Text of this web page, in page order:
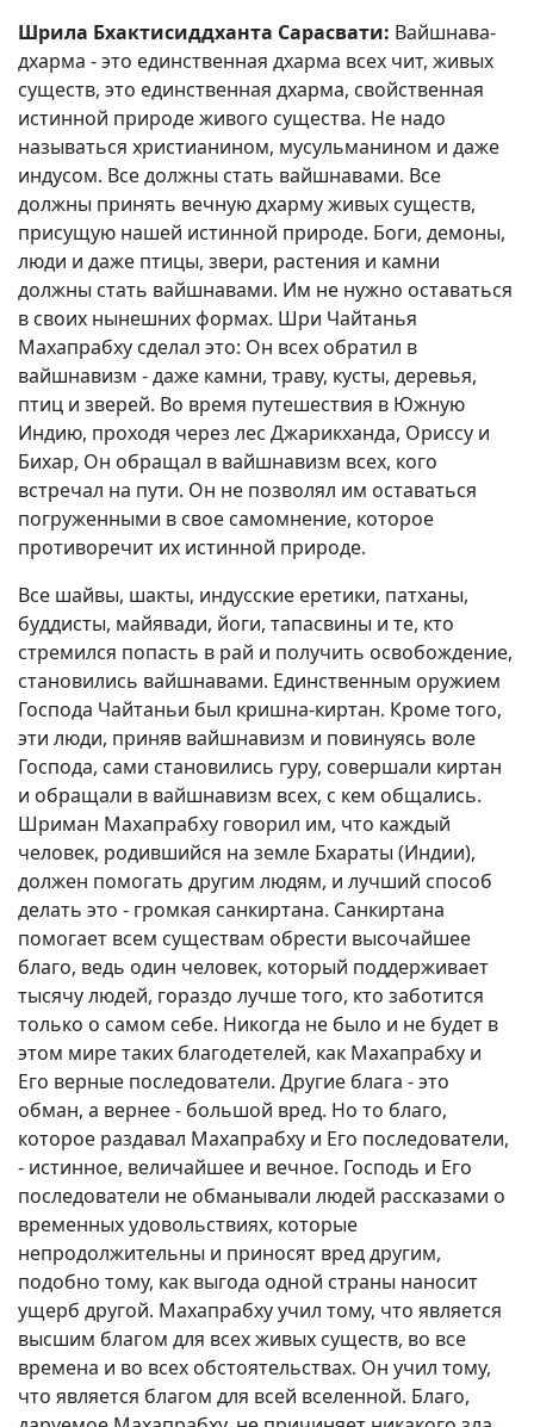
Шрила Бхактисиддханта Сарасвати: Вайшнава-
дхарма - это единственная дхарма всех чит, живых
существ, это единственная дхарма, свойственная
истинной природе живого существа. Не надо
называться христианином, мусульманином и даже
индусом. Все должны стать вайшнавами. Все
должны принять вечную дхарму живых существ,
присущую нашей истинной природе. Боги, демоны,
люди и даже птицы, звери, растения и камни
должны стать вайшнавами. Им не нужно оставаться
в своих нынешних формах. Шри Чайтанья
Махапрабху сделал это: Он всех обратил в
вайшнавизм - даже камни, траву, кусты, деревья,
птиц и зверей. Во время путешествия в Южную
Индию, проходя через лес Джарикханда, Ориссу и
Бихар, Он обращал в вайшнавизм всех, кого
встречал на пути. Он не позволял им оставаться
погруженными в свое самомнение, которое
противоречит их истинной природе.
Все шайвы, шакты, индусские еретики, патханы,
буддисты, майявади, йоги, тапасвины и те, кто
стремился попасть в рай и получить освобождение,
становились вайшнавами. Единственным оружием
Господа Чайтаньи был кришна-киртан. Кроме того,
эти люди, приняв вайшнавизм и повинуясь воле
Господа, сами становились гуру, совершали киртан
и обращали в вайшнавизм всех, с кем общались.
Шриман Махапрабху говорил им, что каждый
человек, родившийся на земле Бхараты (Индии),
должен помогать другим людям, и лучший способ
делать это - громкая санкиртана. Санкиртана
помогает всем существам обрести высочайшее
благо, ведь один человек, который поддерживает
тысячу людей, гораздо лучше того, кто заботится
только о самом себе. Никогда не было и не будет в
этом мире таких благодетелей, как Махапрабху и
Его верные последователи. Другие блага - это
обман, а вернее - большой вред. Но то благо,
которое раздавал Махапрабху и Его последователи,
- истинное, величайшее и вечное. Господь и Его
последователи не обманывали людей рассказами о
временных удовольствиях, которые
непродолжительны и приносят вред другим,
подобно тому, как выгода одной страны наносит
ущерб другой. Махапрабху учил тому, что является
высшим благом для всех живых существ, во все
времена и во всех обстоятельствах. Он учил тому,
что является благом для всей вселенной. Благо,